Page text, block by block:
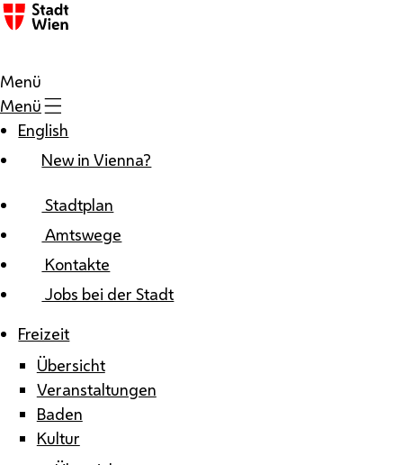
Zum Inhalt
Menü
Menü
English
New in Vienna?
Stadtplan
Amtswege
Kontakte
Jobs bei der Stadt
Freizeit
Übersicht
Veranstaltungen
Baden
Kultur